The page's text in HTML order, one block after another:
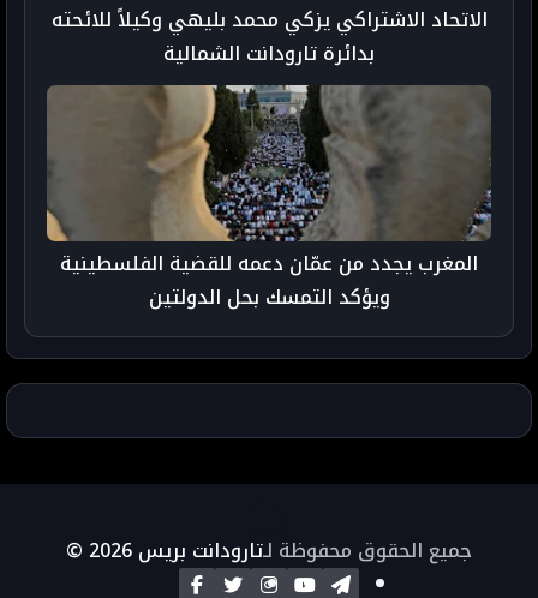
الاتحاد الاشتراكي يزكي محمد بليهي وكيلاً للائحته
بدائرة تارودانت الشمالية
المغرب يجدد من عمّان دعمه للقضية الفلسطينية
ويؤكد التمسك بحل الدولتين
جميع الحقوق محفوظة لـتارودانت بريس 2026 ©